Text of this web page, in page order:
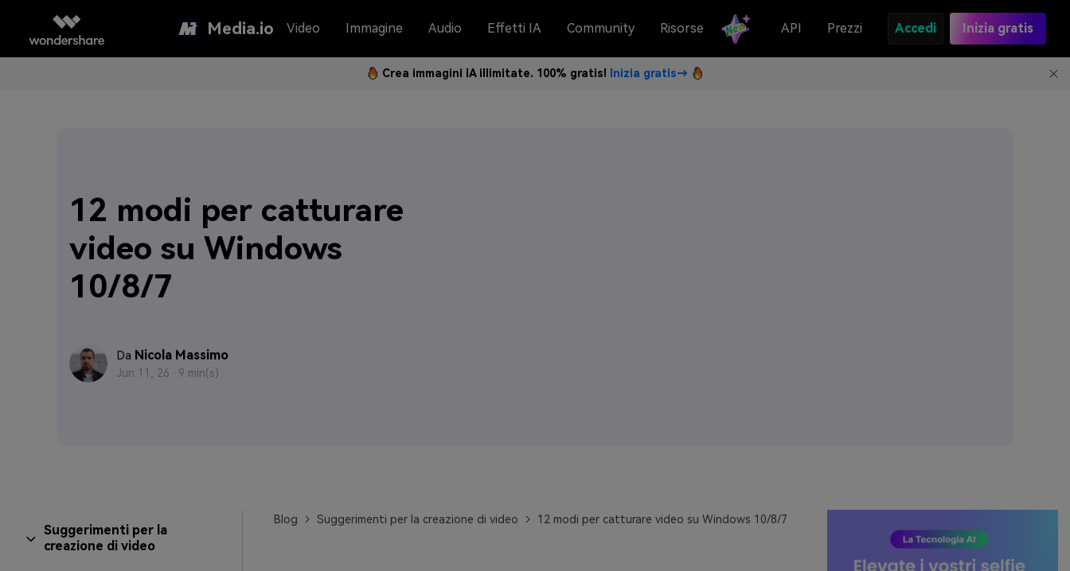
Media.io Video Immagine Audio Effetti IA Community Risorse API Prezzi Accedi Inizia gratis
Crea immagini IA illimitate. 100% gratis! Inizia gratis→
12 modi per catturare
video su Windows
10/8/7
Da Nicola Massimo
Jun 11, 26 · 9 min(s)
Suggerimenti per la
creazione di video
Blog Suggerimenti per la creazione di video 12 modi per catturare video su Windows 10/8/7